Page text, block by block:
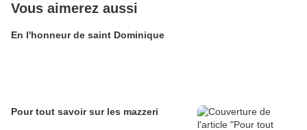
Vous aimerez aussi
En l'honneur de saint Dominique
Pour tout savoir sur les mazzeri